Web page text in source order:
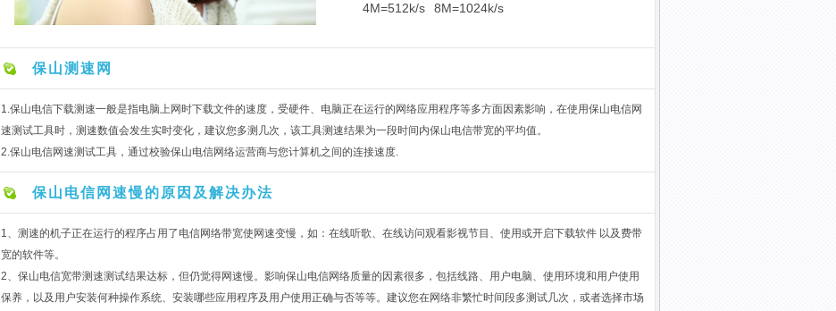
4M=512k/s
8M=1024k/s
保山测速网
1.保山电信下载测速一般是指电脑上网时下载文件的速度，受硬件、电脑正在运行的网络应用程序等多方面因素影响，在使用保山电信网
速测试工具时，测速数值会发生实时变化，建议您多测几次，该工具测速结果为一段时间内保山电信带宽的平均值。
2.保山电信网速测试工具，通过校验保山电信网络运营商与您计算机之间的连接速度.
保山电信网速慢的原因及解决办法
1、测速的机子正在运行的程序占用了电信网络带宽使网速变慢，如：在线听歌、在线访问观看影视节目、使用或开启下载软件 以及费带
宽的软件等。
2、保山电信宽带测速测试结果达标，但仍觉得网速慢。影响保山电信网络质量的因素很多，包括线路、用户电脑、使用环境和用户使用
保养，以及用户安装何种操作系统、安装哪些应用程序及用户使用正确与否等等。建议您在网络非繁忙时间段多测试几次，或者选择市场